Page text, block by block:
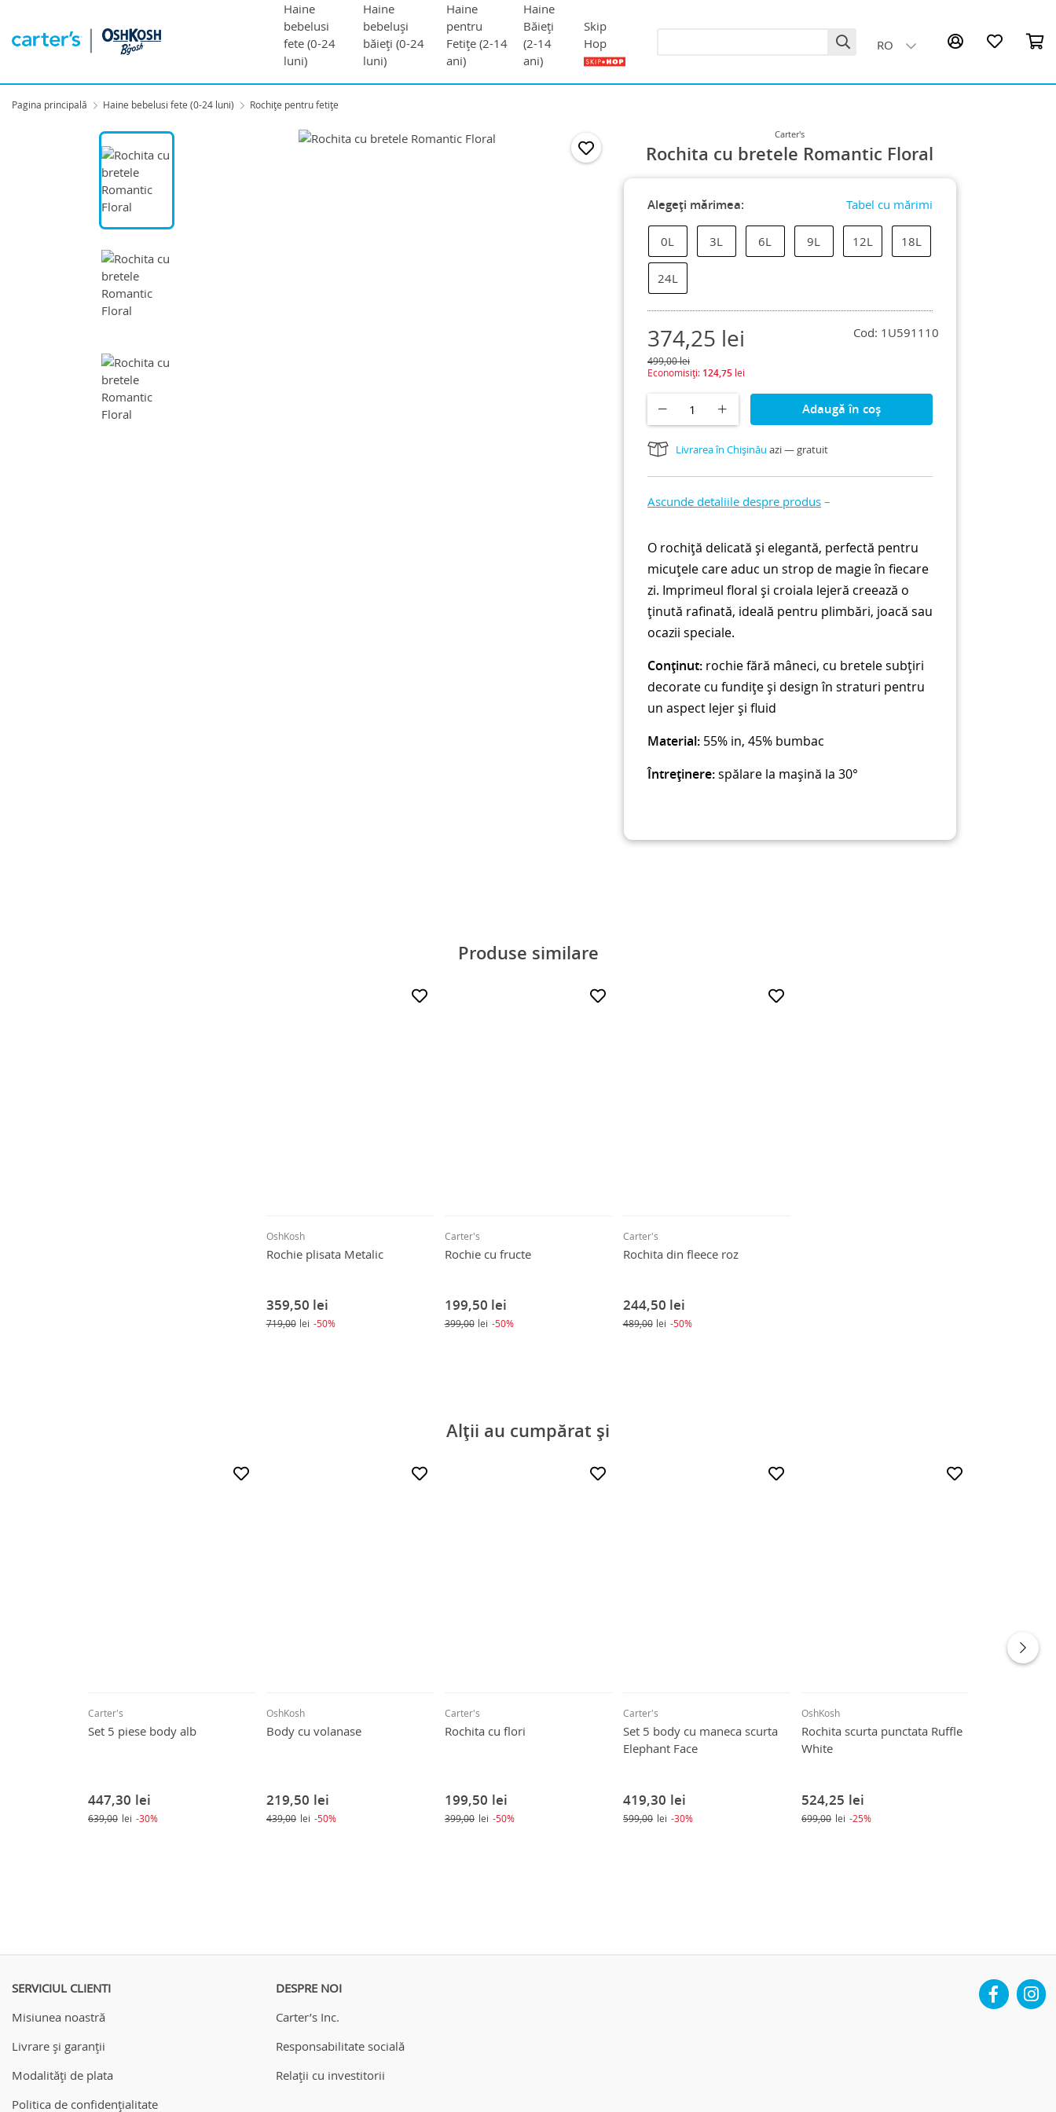
Haine
bebelusi
fete (0-24
luni)
Haine
bebeluși
băieți (0-24
luni)
Haine
pentru
Fetițe (2-14
ani)
Haine
Băieți
(2-14
ani)
Skip
Hop
RO
Pagina principală Haine bebelusi fete (0-24 luni) Rochițe pentru fetițe
Carter's
Rochita cu bretele Romantic Floral
Alegeți mărimea: Tabel cu mărimi
0L 3L 6L 9L 12L 18L
24L
374,25 lei
499,00lei
Economisiți: 124,75lei
Cod: 1U591110
Adaugă în coș
Livrarea în Chișinău azi — gratuit
Ascunde detaliile despre produs–
O rochiță delicată și elegantă, perfectă pentru
micuțele care aduc un strop de magie în fiecare
zi. Imprimeul floral și croiala lejeră creează o
ținută rafinată, ideală pentru plimbări, joacă sau
ocazii speciale.
Conținut:rochie fără mâneci, cu bretele subțiri
decorate cu fundițe și design în straturi pentru
un aspect lejer și fluid
Material:55% in, 45% bumbac
Întreținere:spălare la mașină la 30°
Produse similare
OshKosh
Rochie plisata Metalic
359,50 lei
719,00 lei -50%
Carter's
Rochie cu fructe
199,50 lei
399,00 lei -50%
Carter's
Rochita din fleece roz
244,50 lei
489,00 lei -50%
Alții au cumpărat și
Carter's
Set 5 piese body alb
447,30 lei
639,00 lei -30%
OshKosh
Body cu volanase
219,50 lei
439,00 lei -50%
Carter's
Rochita cu flori
199,50 lei
399,00 lei -50%
Carter's
Set 5 body cu maneca scurta
Elephant Face
419,30 lei
599,00 lei -30%
OshKosh
Rochita scurta punctata Ruffle
White
524,25 lei
699,00 lei -25%
SERVICIUL CLIENTI
Misiunea noastră
Livrare și garanții
Modalități de plata
Politica de confidențialitate
DESPRE NOI
Carter’s Inc.
Responsabilitate socială
Relații cu investitorii
Facebook